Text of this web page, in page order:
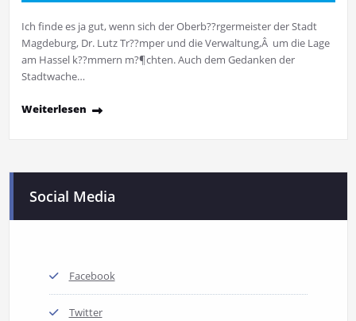
Ich finde es ja gut, wenn sich der Oberb??rgermeister der Stadt
Magdeburg, Dr. Lutz Tr??mper und die Verwaltung,Â um die Lage
am Hassel k??mmern m?¶chten. Auch dem Gedanken der
Stadtwache…
Weiterlesen
Social Media
Facebook
Twitter